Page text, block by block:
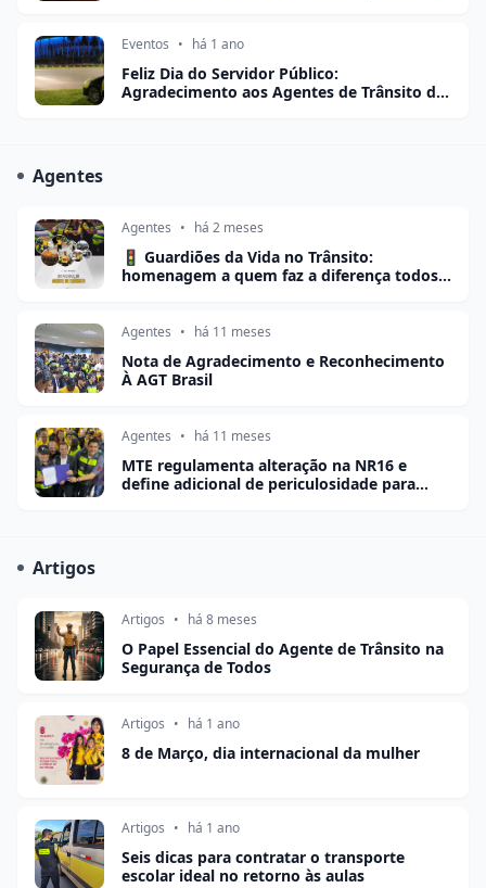
Eventos • há 1 ano
Feliz Dia do Servidor Público:
Agradecimento aos Agentes de Trânsito do
Agentes
Agentes • há 2 meses
🚦 Guardiões da Vida no Trânsito:
homenagem a quem faz a diferença todos
Agentes • há 11 meses
Nota de Agradecimento e Reconhecimento
À AGT Brasil
Agentes • há 11 meses
MTE regulamenta alteração na NR16 e
define adicional de periculosidade para
Artigos
Artigos • há 8 meses
O Papel Essencial do Agente de Trânsito na
Segurança de Todos
Artigos • há 1 ano
8 de Março, dia internacional da mulher
Artigos • há 1 ano
Seis dicas para contratar o transporte
escolar ideal no retorno às aulas